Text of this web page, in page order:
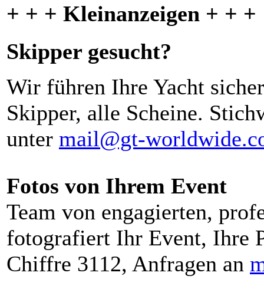
+ + + Kleinanzeigen + + +
Skipper gesucht?
Wir führen Ihre Yacht
Skipper, alle Scheine.
unter mail@gt-
Fotos von Ihrem Event
Team von engagierten,
fotografiert Ihr Event, Ihre
Chiffre 3112, Anfragen an